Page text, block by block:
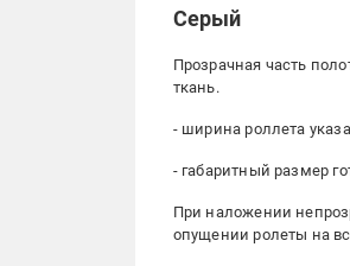
Серый
Прозрачная часть
ткань.
- ширина роллета
- габаритный размер
При наложении
опущении ролеты на